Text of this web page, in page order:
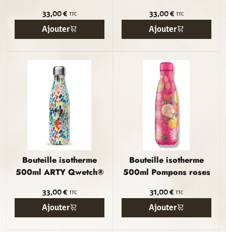
Qwetch®
33,00 € TTC
Ajouter
33,00 € TTC
Ajouter
Bouteille isotherme
500ml ARTY Qwetch®
33,00 € TTC
Ajouter
Bouteille isotherme
500ml Pompons roses
31,00 € TTC
Ajouter